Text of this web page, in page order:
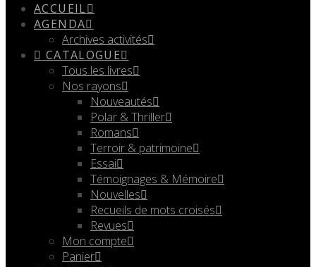
ACCUEIL
AGENDA
Archives activités
CATALOGUE
Tous les livres
Nos rayons
Nouveautés
Polar & Thriller
Romans
Terroir & patrimoine
Essai
Témoignages & Mémoire
Nouvelles
Recueils de mots croisés
Revues
Mon compte
Panier